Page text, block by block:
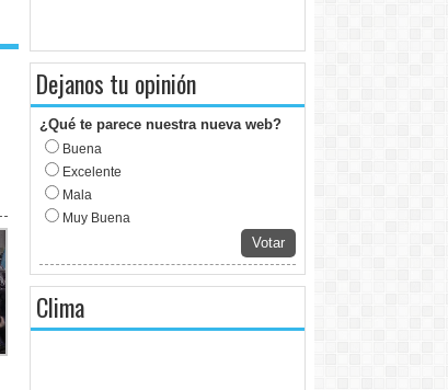
Dejanos tu opinión
¿Qué te parece nuestra nueva web?
Buena
Excelente
Mala
Muy Buena
Votar
Clima